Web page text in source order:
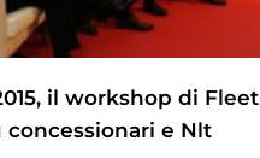
il workshop di Fleet
concessionari e Nlt